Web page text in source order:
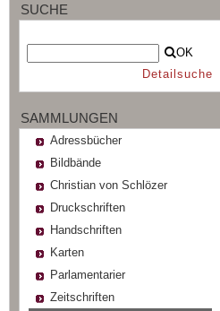
SUCHE
OK
Detailsuche
SAMMLUNGEN
Adressbücher
Bildbände
Christian von Schlözer
Druckschriften
Handschriften
Karten
Parlamentarier
Zeitschriften